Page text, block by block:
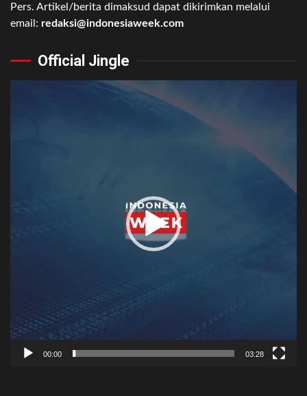
Pers. Artikel/berita dimaksud dapat dikirimkan melalui
email: redaksi@indonesiaweek.com
Official Jingle
00:00 03:28